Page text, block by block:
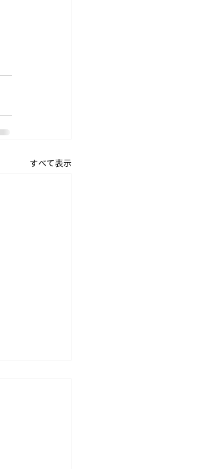
すべて表示